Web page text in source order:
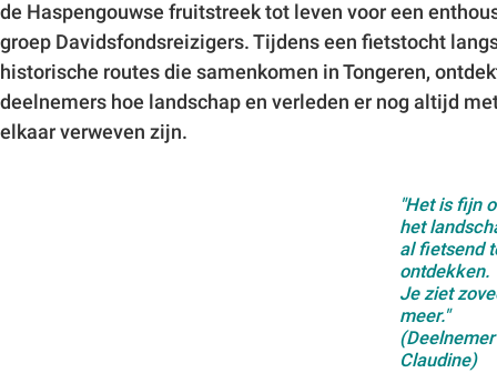
de Haspengouwse fruitstreek tot leven voor een
groep Davidsfondsreizigers. Tijdens een fietstocht
historische routes die samenkomen in Tongeren,
deelnemers hoe landschap en verleden er nog altijd
elkaar verweven zijn.
"Het is fijn
het
al fietsend
ontdekken.
Je ziet
meer."
(Deelnemer
Claudine)